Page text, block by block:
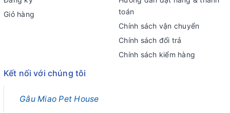
Giỏ hàng
toán
Chính sách vận chuyển
Chính sách đổi trả
Chính sách kiểm hàng
Kết nối với chúng tôi
Gâu Miao Pet House